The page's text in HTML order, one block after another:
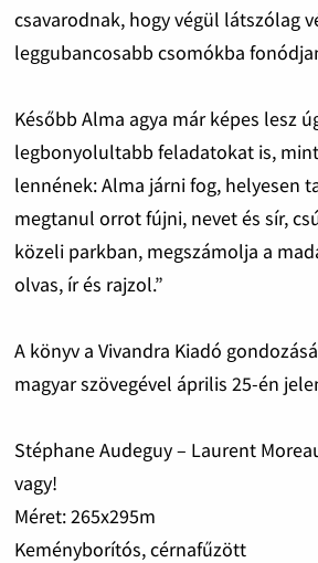
csavarodnak, hogy végül látszólag
leggubancosabb csomókba
Később Alma agya már képes lesz
legbonyolultabb feladatokat is,
lennének: Alma járni fog, helyesen
megtanul orrot fújni, nevet és sír,
közeli parkban, megszámolja a
olvas, ír és rajzol.”
A könyv a Vivandra Kiadó
magyar szövegével április 25-én
Stéphane Audeguy – Laurent
vagy!
Méret: 265x295m
Keményborítós, cérnafűzött